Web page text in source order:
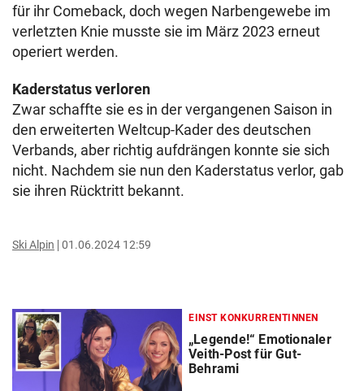
für ihr Comeback, doch wegen Narbengewebe im
verletzten Knie musste sie im März 2023 erneut
operiert werden.
Kaderstatus verloren
Zwar schaffte sie es in der vergangenen Saison in
den erweiterten Weltcup-Kader des deutschen
Verbands, aber richtig aufdrängen konnte sie sich
nicht. Nachdem sie nun den Kaderstatus verlor, gab
sie ihren Rücktritt bekannt.
Ski Alpin 01.06.2024 12:59
EINST KONKURRENTINNEN
„Legende!“ Emotionaler
Veith-Post für Gut-
Behrami